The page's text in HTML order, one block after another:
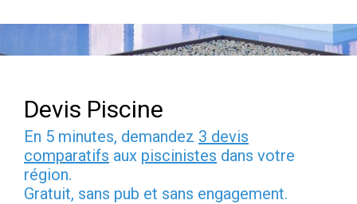
Devis Piscine
En 5 minutes, demandez 3 devis
comparatifs aux piscinistes dans votre
région.
Gratuit, sans pub et sans engagement.